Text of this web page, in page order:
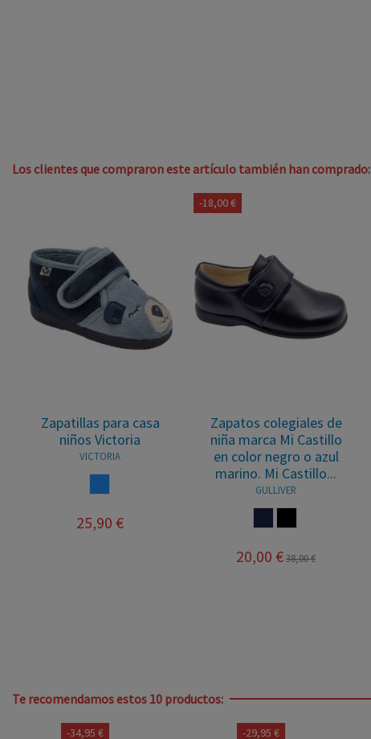
Los clientes que compraron este artículo también han comprado:
Zapatillas para casa
niños Victoria
VICTORIA
25,90 €
-18,00 €
Zapatos colegiales de
niña marca Mi Castillo
en color negro o azul
marino. Mi Castillo...
GULLIVER
20,00 €38,00 €
Te recomendamos estos 10 productos: